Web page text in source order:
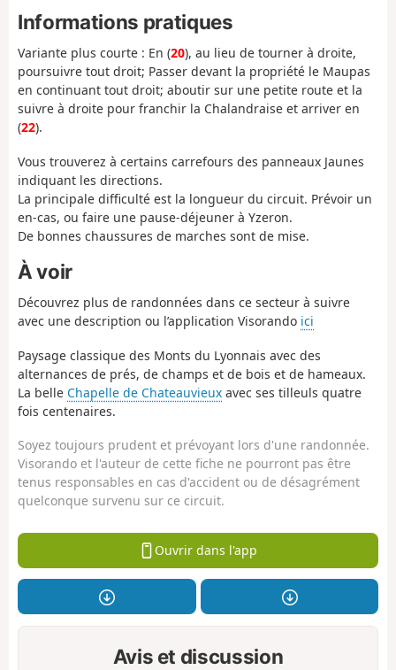
Informations pratiques
Variante plus courte : En (20), au lieu de tourner à droite,
poursuivre tout droit; Passer devant la propriété le Maupas
en continuant tout droit; aboutir sur une petite route et la
suivre à droite pour franchir la Chalandraise et arriver en
(22).
Vous trouverez à certains carrefours des panneaux Jaunes
indiquant les directions.
La principale difficulté est la longueur du circuit. Prévoir un
en-cas, ou faire une pause-déjeuner à Yzeron.
De bonnes chaussures de marches sont de mise.
À voir
Découvrez plus de randonnées dans ce secteur à suivre
avec une description ou l’application Visorando ici
Paysage classique des Monts du Lyonnais avec des
alternances de prés, de champs et de bois et de hameaux.
La belle Chapelle de Chateauvieux avec ses tilleuls quatre
fois centenaires.
Soyez toujours prudent et prévoyant lors d'une randonnée.
Visorando et l'auteur de cette fiche ne pourront pas être
tenus responsables en cas d'accident ou de désagrément
quelconque survenu sur ce circuit.
Ouvrir dans l'app
Avis et discussion